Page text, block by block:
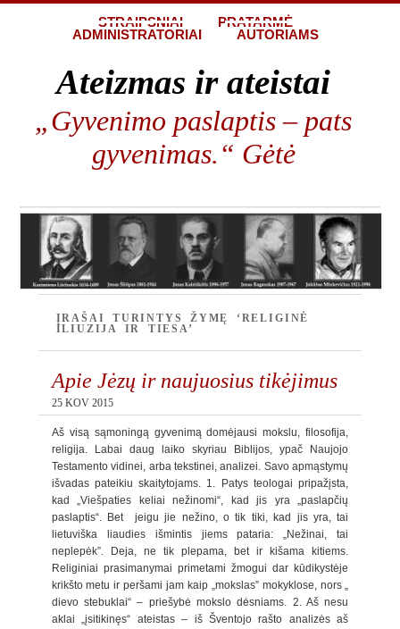
STRAIPSNIAI
PRATARMĖ
ADMINISTRATORIAI
AUTORIAMS
Ateizmas ir ateistai
„Gyvenimo paslaptis – pats
gyvenimas.“ Gėtė
ĮRAŠAI TURINTYS ŽYMĘ ‘RELIGINĖ
ILIUZIJA IR TIESA’
Apie Jėzų ir naujuosius tikėjimus
25 KOV 2015
Aš visą sąmoningą gyvenimą domėjausi mokslu, filosofija,
religija. Labai daug laiko skyriau Biblijos, ypač Naujojo
Testamento vidinei, arba tekstinei, analizei. Savo apmąstymų
išvadas pateikiu skaitytojams. 1. Patys teologai pripažįsta,
kad „Viešpaties keliai nežinomi“, kad jis yra „paslapčių
paslaptis“. Bet jeigu jie nežino, o tik tiki, kad jis yra, tai
lietuviška liaudies išmintis jiems pataria: „Nežinai, tai
neplepėk”. Deja, ne tik plepama, bet ir kišama kitiems.
Religiniai prasimanymai primetami žmogui dar kūdikystėje
krikšto metu ir peršami jam kaip „mokslas” mokyklose, nors „
dievo stebuklai“ – priešybė mokslo dėsniams. 2. Aš nesu
aklai „įsitikinęs“ ateistas – iš Šventojo rašto analizės aš